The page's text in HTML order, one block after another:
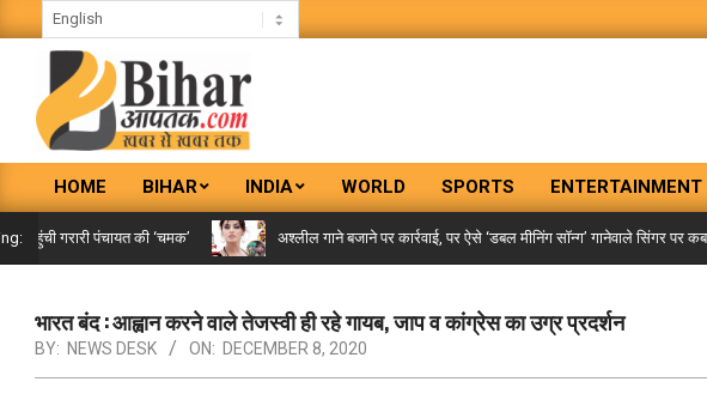
to
BIHAR
AAPTAK
Primary
Navigation
Menu
HOME BIHAR INDIA WORLD SPORTS ENTERTAINMENT
गरारी पंचायत की ‘चमक’ अश्लील गाने बजाने पर कार्रवाई, पर ऐसे ‘डबल मीनिंग सॉन्ग’ गानेवाले सिंगर पर कब
भारत बंद : आह्वान करने वाले तेजस्वी ही रहे गायब, जाप व कांग्रेस का उग्र प्रदर्शन
BY: NEWS DESK ON: DECEMBER 8, 2020